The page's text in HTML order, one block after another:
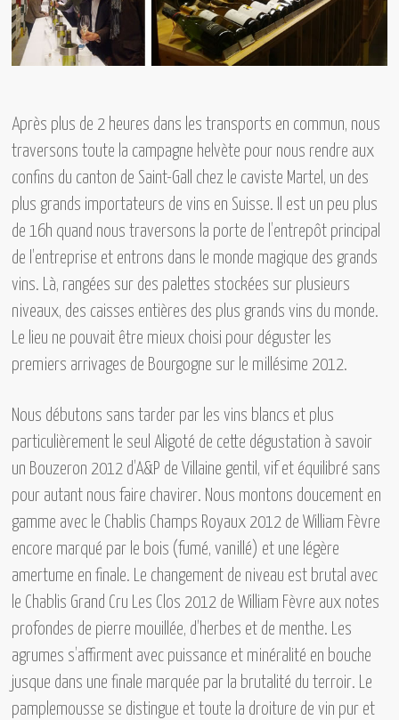
Après plus de 2 heures dans les transports en commun, nous
traversons toute la campagne helvète pour nous rendre aux
confins du canton de Saint-Gall chez le caviste Martel, un des
plus grands importateurs de vins en Suisse. Il est un peu plus
de 16h quand nous traversons la porte de l’entrepôt principal
de l’entreprise et entrons dans le monde magique des grands
vins. Là, rangées sur des palettes stockées sur plusieurs
niveaux, des caisses entières des plus grands vins du monde.
Le lieu ne pouvait être mieux choisi pour déguster les
premiers arrivages de Bourgogne sur le millésime 2012.
Nous débutons sans tarder par les vins blancs et plus
particulièrement le seul Aligoté de cette dégustation à savoir
un Bouzeron 2012 d’A&P de Villaine gentil, vif et équilibré sans
pour autant nous faire chavirer. Nous montons doucement en
gamme avec le Chablis Champs Royaux 2012 de William Fèvre
encore marqué par le bois (fumé, vanillé) et une légère
amertume en finale. Le changement de niveau est brutal avec
le Chablis Grand Cru Les Clos 2012 de William Fèvre aux notes
profondes de pierre mouillée, d’herbes et de menthe. Les
agrumes s’affirment avec puissance et minéralité en bouche
jusque dans une finale marquée par la brutalité du terroir. Le
pamplemousse se distingue et toute la droiture de vin pur et